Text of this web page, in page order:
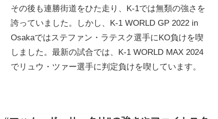
その後も連勝街道をひた走り、K-1では無類の強さを
誇っていました。しかし、K-1 WORLD GP 2022 in
Osakaではステファン・ラテスク選手にKO負けを喫
しました。最新の試合では、K-1 WORLD MAX 2024
でリュウ・ツァー選手に判定負けを喫しています。